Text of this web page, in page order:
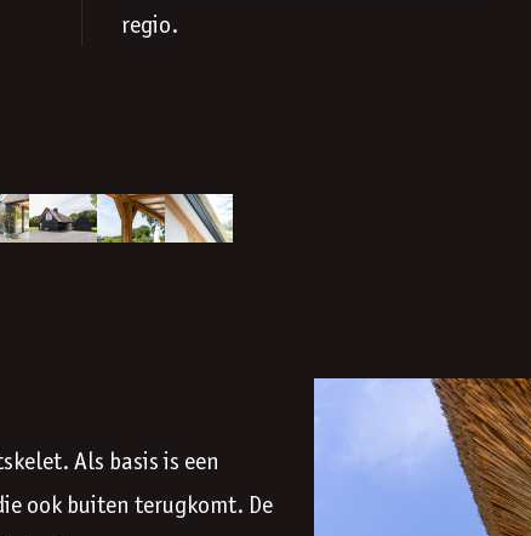
regio.
Als basis is een
ook buiten terugkomt. De